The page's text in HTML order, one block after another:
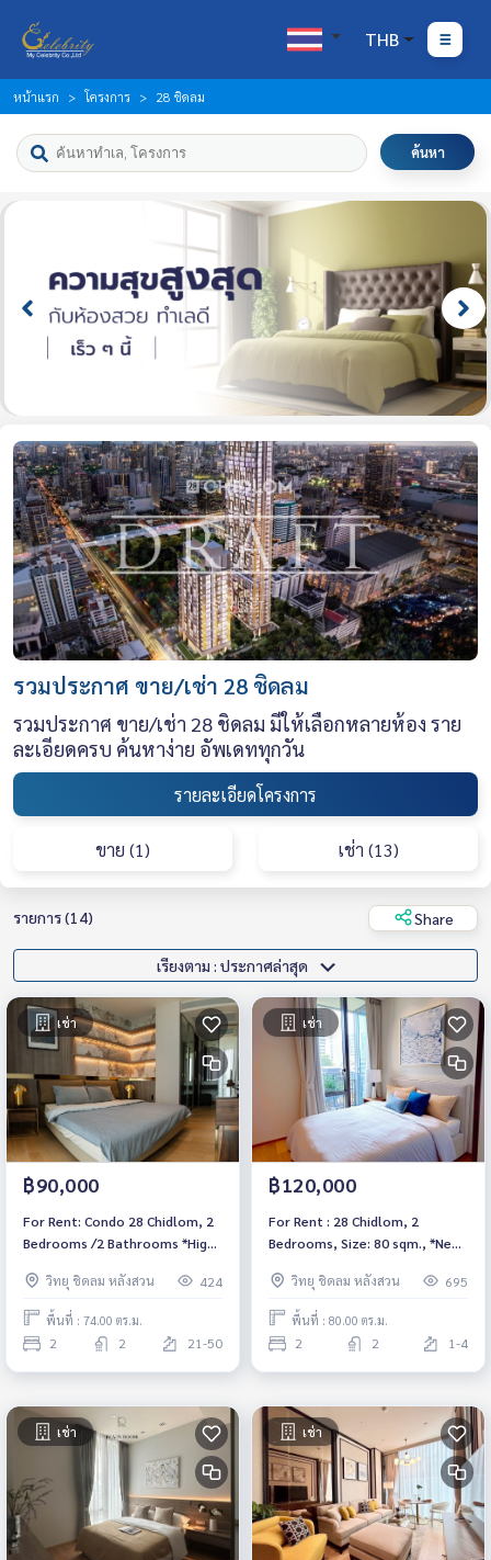
THB
หน้าแรก โครงการ 28 ชิดลม
ค้นหา
รวมประกาศ ขาย/เช่า 28 ชิดลม
รวมประกาศ ขาย/เช่า 28 ชิดลม มีให้เลือกหลายห้อง ราย
ละเอียดครบ ค้นหาง่าย อัพเดททุกวัน
รายละเอียดโครงการ
ขาย (1) เช่า (13)
รายการ (14) Share
เรียงตาม : ประกาศล่าสุด
เช่า
฿90,000
For Rent: Condo 28 Chidlom, 2
Bedrooms /2 Bathrooms *High
to move in*
วิทยุ ชิดลม หลังสวน 424
พื้นที่ : 74.00 ตร.ม.
2 2 21-50
เช่า
฿120,000
For Rent : 28 Chidlom, 2
Bedrooms, Size: 80 sqm., *Near
furnished, ready to move in
วิทยุ ชิดลม หลังสวน 695
พื้นที่ : 80.00 ตร.ม.
2 2 1-4
เช่า เช่า